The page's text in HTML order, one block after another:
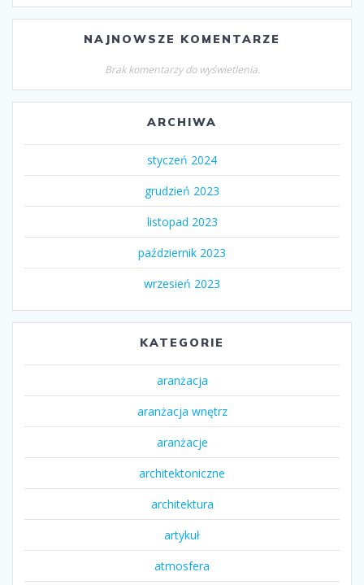
NAJNOWSZE KOMENTARZE
Brak komentarzy do wyświetlenia.
ARCHIWA
styczeń 2024
grudzień 2023
listopad 2023
październik 2023
wrzesień 2023
KATEGORIE
aranżacja
aranżacja wnętrz
aranżacje
architektoniczne
architektura
artykuł
atmosfera